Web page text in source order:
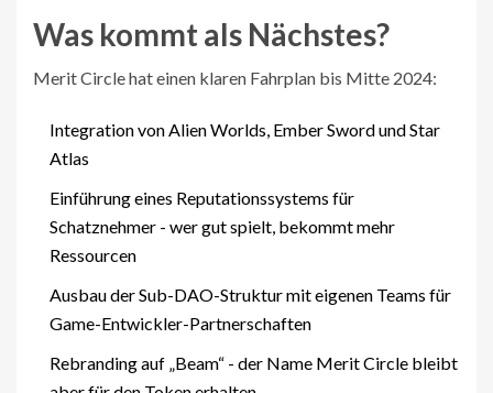
Was kommt als Nächstes?
Merit Circle hat einen klaren Fahrplan bis Mitte 2024:
Integration von Alien Worlds, Ember Sword und Star
Atlas
Einführung eines Reputationssystems für
Schatznehmer - wer gut spielt, bekommt mehr
Ressourcen
Ausbau der Sub-DAO-Struktur mit eigenen Teams für
Game-Entwickler-Partnerschaften
Rebranding auf „Beam“ - der Name Merit Circle bleibt